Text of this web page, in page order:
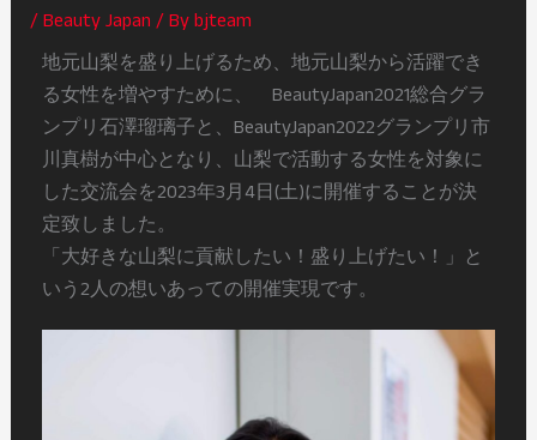
/Beauty Japan / Bybjteam
地元山梨を盛り上げるため、地元山梨から活躍でき
る女性を増やすために、⠀ BeautyJapan2021総合グラ
ンプリ石澤瑠璃子と、BeautyJapan2022グランプリ市
川真樹が中心となり、山梨で活動する女性を対象に
した交流会を2023年3月4日(土)に開催することが決
定致しました。
「大好きな山梨に貢献したい！盛り上げたい！」と
いう2人の想いあっての開催実現です。